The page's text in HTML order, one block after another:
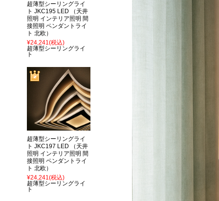
超薄型シーリングライ
ト JKC195 LED （天井
照明 インテリア照明 間
接照明 ペンダントライ
ト 北欧）
¥24,241(税込)
超薄型シーリングライ
ト
超薄型シーリングライ
ト JKC197 LED （天井
照明 インテリア照明 間
接照明 ペンダントライ
ト 北欧）
¥24,241(税込)
超薄型シーリングライ
ト